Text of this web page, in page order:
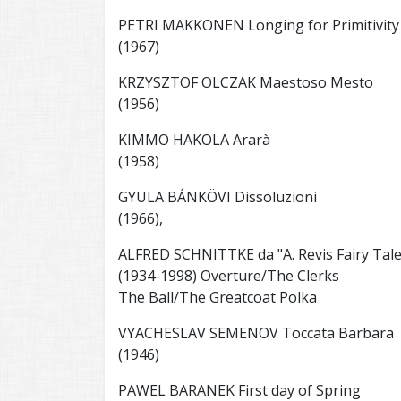
PETRI MAKKONEN Longing for Primitivity
(1967)
KRZYSZTOF OLCZAK Maestoso Mesto
(1956)
KIMMO HAKOLA Ararà
(1958)
GYULA BÁNKÖVI Dissoluzioni
(1966),
ALFRED SCHNITTKE da "A. Revis Fairy
(1934-1998) Overture/The Clerks
The Ball/The Greatcoat Polka
VYACHESLAV SEMENOV Toccata Barbara
(1946)
PAWEL BARANEK First day of Spring